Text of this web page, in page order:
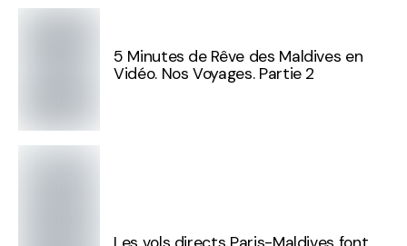
5 Minutes de Rêve des Maldives en
Vidéo. Nos Voyages. Partie 2